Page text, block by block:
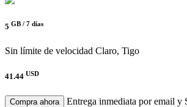
5 GB / 7 días
Sin límite de velocidad Claro, Tigo
41.44 USD
Compra ahora
Entrega inmediata por email y